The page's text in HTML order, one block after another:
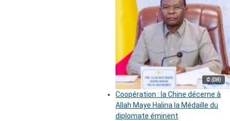
© (DR)
Coopération : la Chine décerne à
Allah Maye Halina la Médaille du
diplomate éminent